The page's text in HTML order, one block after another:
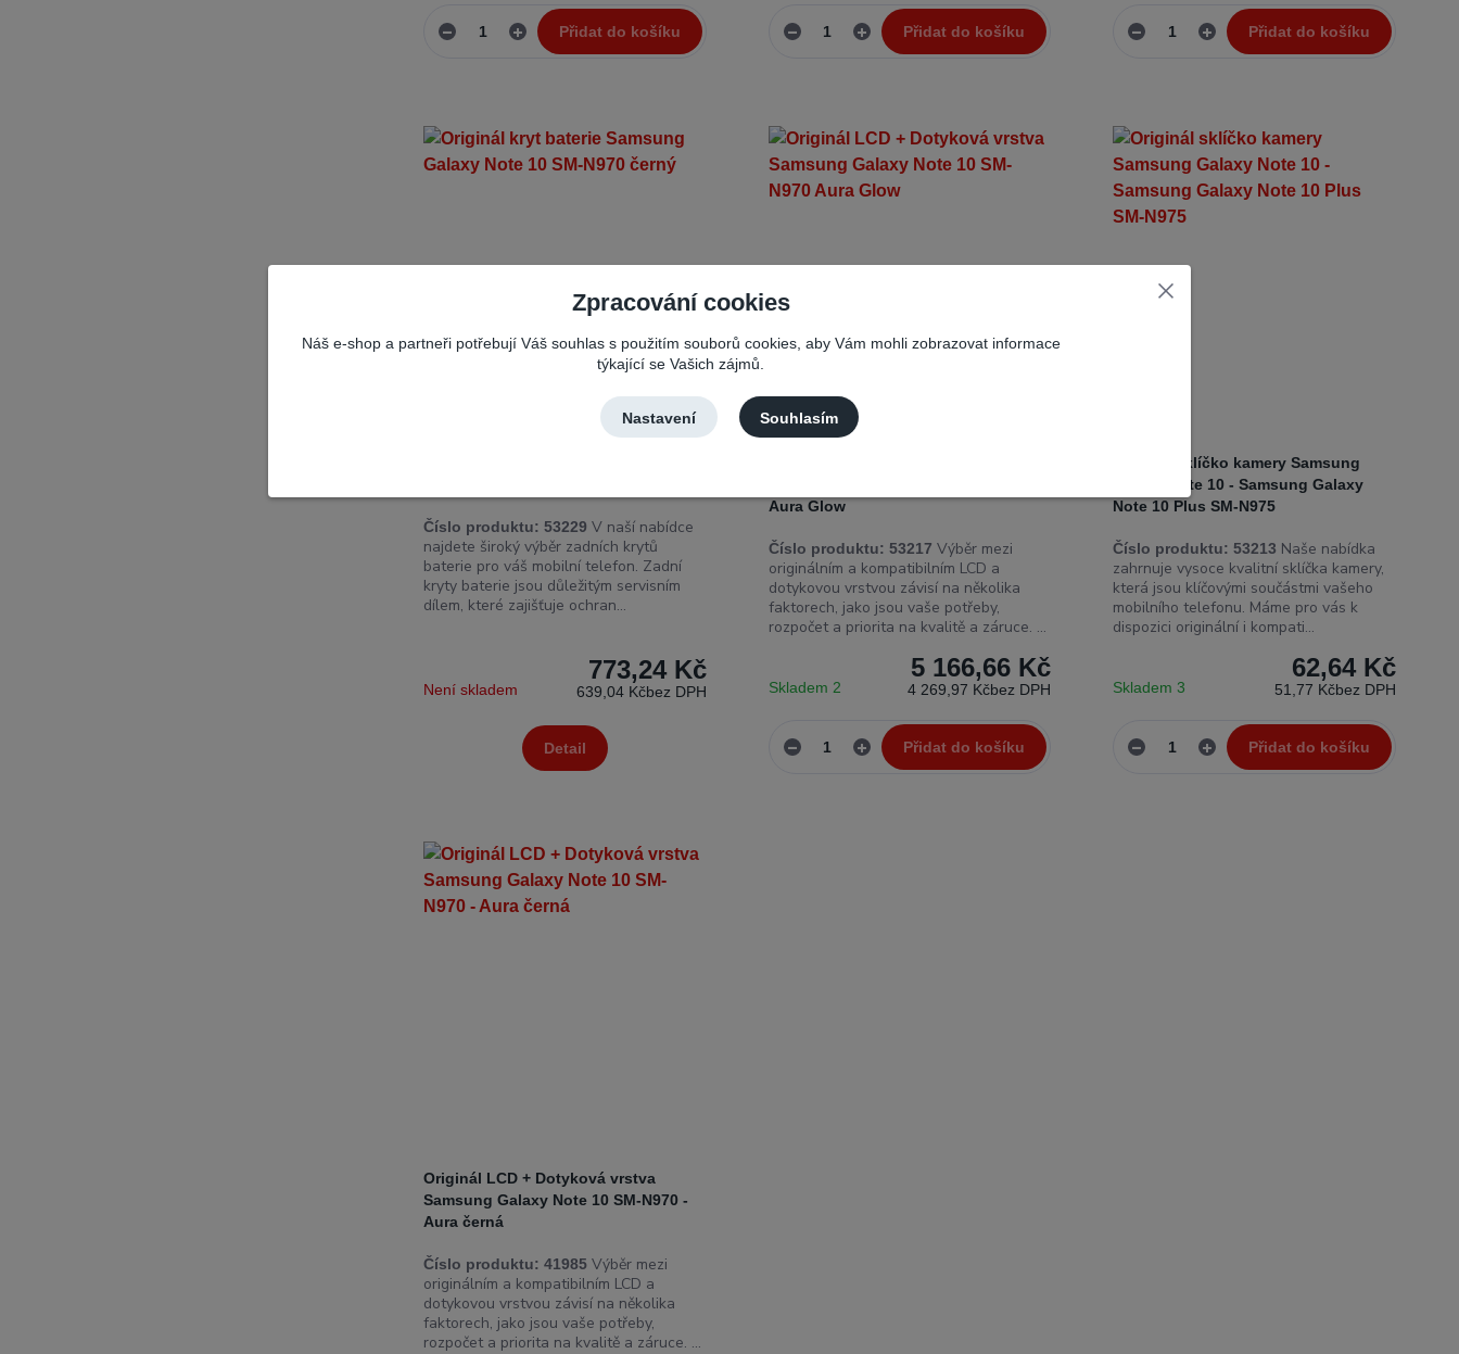
Přidat do košíku Přidat do košíku Přidat do košíku
Číslo produktu: 53229 V naší nabídce
najdete široký výběr zadních krytů
baterie pro váš mobilní telefon. Zadní
kryty baterie jsou důležitým servisním
dílem, které zajišťuje ochran...
773,24 Kč
639,04 Kčbez DPH
Není skladem
Detail
Aura Glow
Číslo produktu: 53217 Výběr mezi
originálním a kompatibilním LCD a
dotykovou vrstvou závisí na několika
faktorech, jako jsou vaše potřeby,
rozpočet a priorita na kvalitě a záruce. ...
5 166,66 Kč
4 269,97 Kčbez DPH
Skladem 2
Přidat do košíku
Originál sklíčko kamery Samsung
Galaxy Note 10 - Samsung Galaxy
Note 10 Plus SM-N975
Číslo produktu: 53213 Naše nabídka
zahrnuje vysoce kvalitní sklíčka kamery,
která jsou klíčovými součástmi vašeho
mobilního telefonu. Máme pro vás k
dispozici originální i kompati...
62,64 Kč
51,77 Kčbez DPH
Skladem 3
Přidat do košíku
Originál LCD + Dotyková vrstva
Samsung Galaxy Note 10 SM-N970 -
Aura černá
Číslo produktu: 41985 Výběr mezi
originálním a kompatibilním LCD a
dotykovou vrstvou závisí na několika
faktorech, jako jsou vaše potřeby,
rozpočet a priorita na kvalitě a záruce. ...
Zpracování cookies
Náš e-shop a partneři potřebují Váš souhlas s použitím souborů cookies, aby Vám mohli zobrazovat informace
týkající se Vašich zájmů.
Nastavení Souhlasím